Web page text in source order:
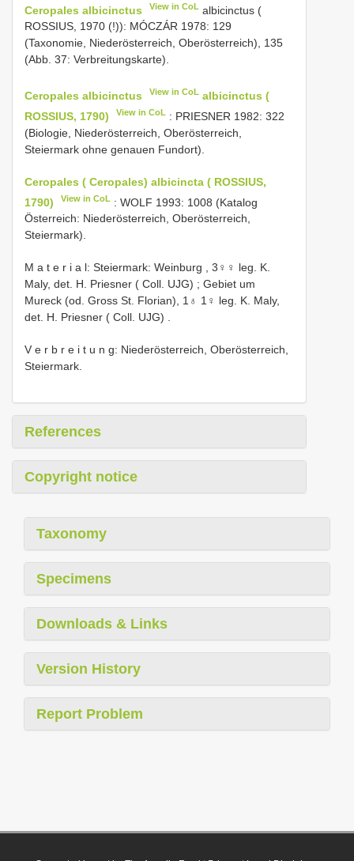
Ceropales albicinctus View in CoL albicinctus (
ROSSIUS, 1970 (!)): MÓCZÁR 1978: 129
(Taxonomie, Niederösterreich, Oberösterreich), 135
(Abb. 37: Verbreitungskarte).
Ceropales albicinctus View in CoL albicinctus (
ROSSIUS, 1790)
View in CoL : PRIESNER 1982: 322
(Biologie, Niederösterreich, Oberösterreich,
Steiermark ohne genauen Fundort).
Ceropales ( Ceropales) albicincta ( ROSSIUS,
1790)
View in CoL : WOLF 1993: 1008 (Katalog
Österreich: Niederösterreich, Oberösterreich,
Steiermark).
M a t e r i a l: Steiermark: Weinburg , 3♀♀ leg. K.
Maly, det. H. Priesner ( Coll. UJG) ; Gebiet um
Mureck (od. Gross St. Florian), 1♁ 1♀ leg. K. Maly,
det. H. Priesner ( Coll. UJG) .
V e r b r e i t u n g: Niederösterreich, Oberösterreich,
Steiermark.
References
Copyright notice
Taxonomy
Specimens
Downloads & Links
Version History
Report Problem